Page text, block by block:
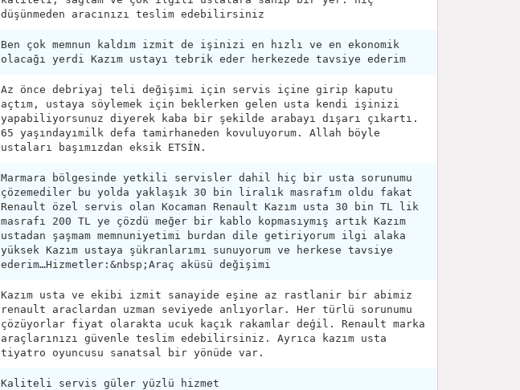
düşünmeden aracınızı teslim edebilirsiniz
Ben çok memnun kaldım izmit de işinizi en hızlı ve en ekonomik
olacağı yerdi Kazım ustayı tebrik eder herkezede tavsiye ederim
Az önce debriyaj teli değişimi için servis içine girip kaputu
açtım, ustaya söylemek için beklerken gelen usta kendi işinizi
yapabiliyorsunuz diyerek kaba bir şekilde arabayı dışarı çıkartı.
65 yaşındayımilk defa tamirhaneden kovuluyorum. Allah böyle
ustaları başımızdan eksik ETSİN.
Marmara bölgesinde yetkili servisler dahil hiç bir usta sorunumu
çözemediler bu yolda yaklaşık 30 bin liralık masrafım oldu fakat
Renault özel servis olan Kocaman Renault Kazım usta 30 bin TL lik
masrafı 200 TL ye çözdü meğer bir kablo kopmasıymış artık Kazım
ustadan şaşmam memnuniyetimi burdan dile getiriyorum ilgi alaka
yüksek Kazım ustaya şükranlarımı sunuyorum ve herkese tavsiye
ederim…Hizmetler:&nbsp;Araç aküsü değişimi
Kazım usta ve ekibi izmit sanayide eşine az rastlanir bir abimiz
renault araclardan uzman seviyede anlıyorlar. Her türlü sorunumu
çözüyorlar fiyat olarakta ucuk kaçık rakamlar deģil. Renault marka
araçlarınızı güvenle teslim edebilirsiniz. Ayrıca kazım usta
tiyatro oyuncusu sanatsal bir yönüde var.
Kaliteli servis güler yüzlü hizmet